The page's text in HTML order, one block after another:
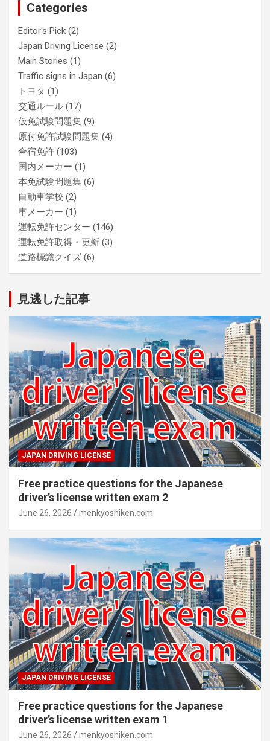
Categories
Editor's Pick (2)
Japan Driving License (2)
Main Stories (1)
Traffic signs in Japan (6)
トヨタ (1)
交通ルール (17)
仮免試験問題集 (9)
原付免許試験問題集 (4)
合宿免許 (103)
国内メーカー (1)
本免試験問題集 (6)
自動車学校 (2)
車メーカー (1)
運転免許センター (146)
運転免許取得・更新 (3)
道路標識クイズ (6)
見逃した記事
JAPAN DRIVING LICENSE
Free practice questions for the Japanese
driver’s license written exam 2
June 26, 2026 menkyoshiken.com
JAPAN DRIVING LICENSE
Free practice questions for the Japanese
driver’s license written exam 1
June 26, 2026 menkyoshiken.com